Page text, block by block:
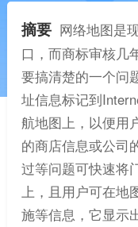
摘要 网络地图是
口，而商标审核几
要搞清楚的一个问
址信息标记到
航地图上，以便用
的商店信息或公司
过等问题可快速将
上，且用户可在地
施等信息，它显示